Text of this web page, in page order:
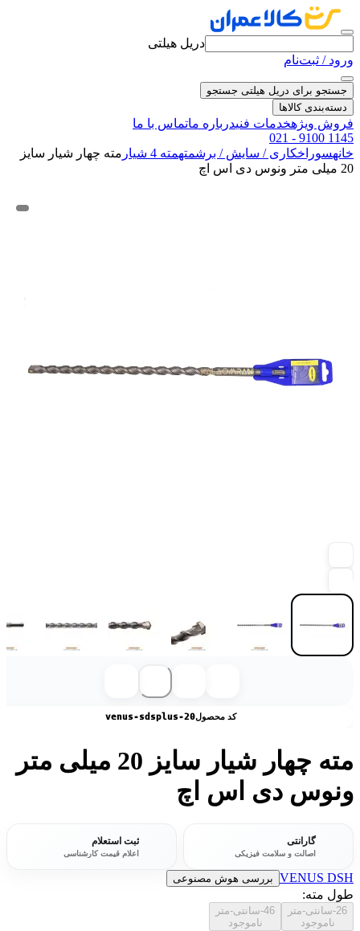
دریل هیلتی
ورود / ثبت‌نام
جستجو برای دریل هیلتی جستجو
دسته‌بندی کالاها
فروش ویژهخدمات فنیدرباره ماتماس با ما
021 - 9100 1145
خانهسوراخکاری / سایش / برشمتهمته 4 شیار
مته چهار شیار سایز
20 میلی متر ونوس دی اس اچ
کد محصولvenus-sdsplus-20
مته چهار شیار سایز 20 میلی متر
ونوس دی اس اچ
گارانتی
اصالت و سلامت فیزیکی
ثبت استعلام
اعلام قیمت کارشناسی
VENUS DSH بررسی هوش مصنوعی
طول مته:
26-سانتی-متر
ناموجود
46-سانتی-متر
ناموجود